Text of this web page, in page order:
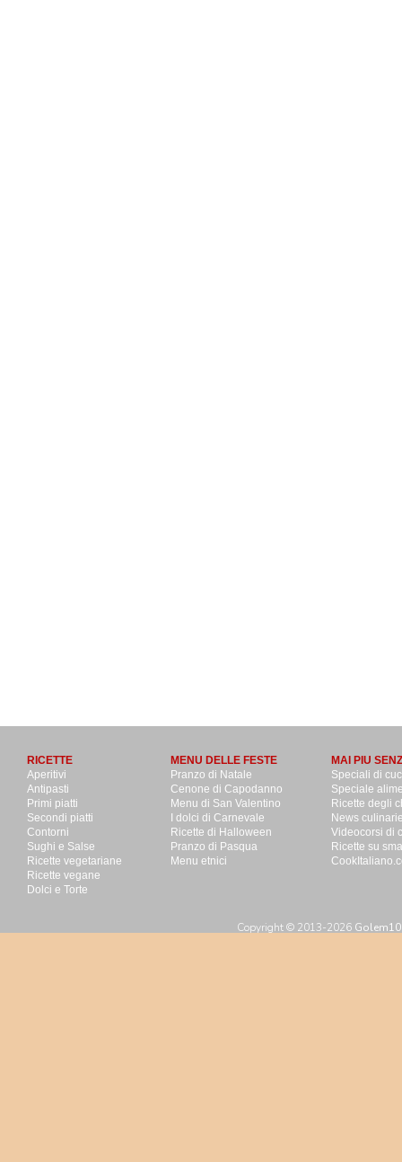
RICETTE
Aperitivi
Antipasti
Primi piatti
Secondi piatti
Contorni
Sughi e Salse
Ricette vegetariane
Ricette vegane
Dolci e Torte
MENU DELLE FESTE
Pranzo di Natale
Cenone di Capodanno
Menu di San Valentino
I dolci di Carnevale
Ricette di Halloween
Pranzo di Pasqua
Menu etnici
MAI PIU
Speciali di
Speciale
Ricette degli
News
Videocorsi di
Ricette su
Copyright © 2013-2026